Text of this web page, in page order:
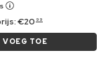
€20 99
VOEG TOE